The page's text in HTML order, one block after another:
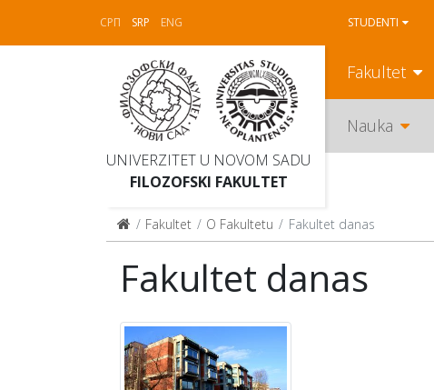
СРП SRP ENG STUDENTI
UNIVERZITET U NOVOM SADU
FILOZOFSKI FAKULTET
Fakultet
Nauka
Fakultet O Fakultetu Fakultet danas
Fakultet danas